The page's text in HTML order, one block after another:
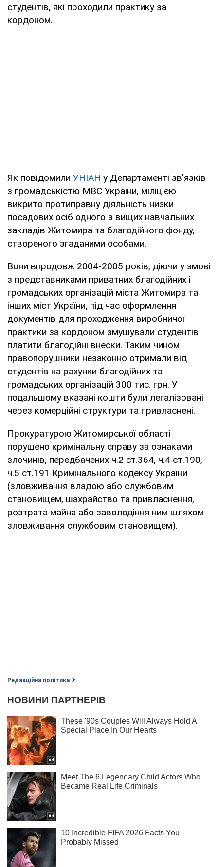
студентів, які проходили практику за
кордоном.
Як повідомили УНІАН у Департаменті зв'язків
з громадськістю МВС України, міліцією
викрито протиправну діяльність низки
посадових осіб одного з вищих навчальних
закладів Житомира та благодійного фонду,
створеного згаданими особами.
Вони впродовж 2004-2005 років, діючи у змові
з представниками приватних благодійних і
громадських організацій міста Житомира та
інших міст України, під час оформлення
документів для проходження виробничої
практики за кордоном змушували студентів
платити благодійні внески. Таким чином
правопорушники незаконно отримали від
студентів на рахунки благодійних та
громадських організацій 300 тис. грн. У
подальшому вказані кошти були легалізовані
через комерційні структури та привласнені.
Прокуратурою Житомирської області
порушено кримінальну справу за ознаками
злочинів, передбачених ч.2 ст.364, ч.4 ст.190,
ч.5 ст.191 Кримінального кодексу України
(зловживання владою або службовим
становищем, шахрайство та привласнення,
розтрата майна або заволодіння ним шляхом
зловживання службовим становищем).
Редакційна політика